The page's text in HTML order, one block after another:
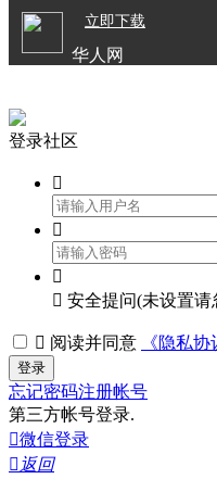
立即下载
华人网
登录社区



 安全提问(未设置请
 阅读并同意 《隐私协
登录
忘记密码注册帐号
第三方帐号登录.
微信登录
 返回